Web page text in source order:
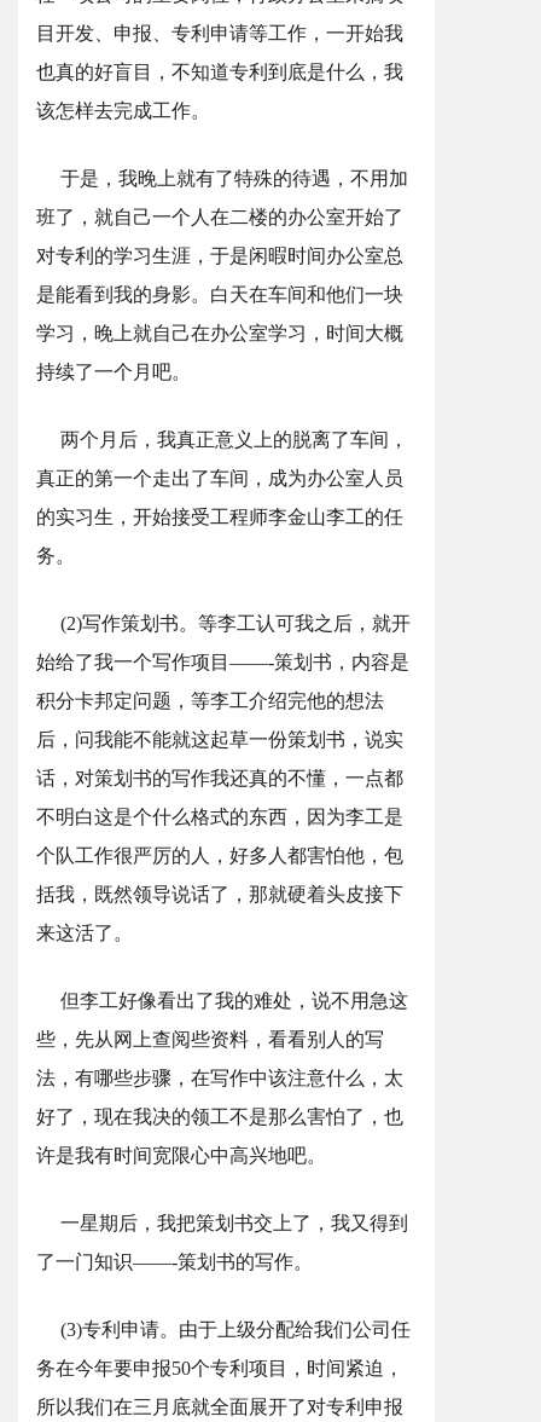
目开发、申报、专利申请等工作，一开始我
也真的好盲目，不知道专利到底是什么，我
该怎样去完成工作。
于是，我晚上就有了特殊的待遇，不用加
班了，就自己一个人在二楼的办公室开始了
对专利的学习生涯，于是闲暇时间办公室总
是能看到我的身影。白天在车间和他们一块
学习，晚上就自己在办公室学习，时间大概
持续了一个月吧。
两个月后，我真正意义上的脱离了车间，
真正的第一个走出了车间，成为办公室人员
的实习生，开始接受工程师李金山李工的任
务。
(2)写作策划书。等李工认可我之后，就开
始给了我一个写作项目——-策划书，内容是
积分卡邦定问题，等李工介绍完他的想法
后，问我能不能就这起草一份策划书，说实
话，对策划书的写作我还真的不懂，一点都
不明白这是个什么格式的东西，因为李工是
个队工作很严厉的人，好多人都害怕他，包
括我，既然领导说话了，那就硬着头皮接下
来这活了。
但李工好像看出了我的难处，说不用急这
些，先从网上查阅些资料，看看别人的写
法，有哪些步骤，在写作中该注意什么，太
好了，现在我决的领工不是那么害怕了，也
许是我有时间宽限心中高兴地吧。
一星期后，我把策划书交上了，我又得到
了一门知识——-策划书的写作。
(3)专利申请。由于上级分配给我们公司任
务在今年要申报50个专利项目，时间紧迫，
所以我们在三月底就全面展开了对专利申报